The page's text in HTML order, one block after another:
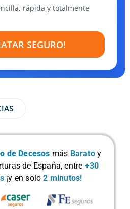
rápida y totalmente
SEGURO!
de Decesos más Baratoy
de España, entre +30
¡y en solo2 minutos!